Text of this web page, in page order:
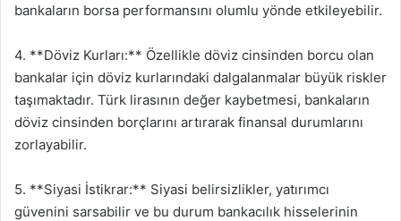
bankaların borsa performansını olumlu yönde etkileyebilir.
4. **Döviz Kurları:** Özellikle döviz cinsinden borcu olan
bankalar için döviz kurlarındaki dalgalanmalar büyük riskler
taşımaktadır. Türk lirasının değer kaybetmesi, bankaların
döviz cinsinden borçlarını artırarak finansal durumlarını
zorlayabilir.
5. **Siyasi İstikrar:** Siyasi belirsizlikler, yatırımcı
güvenini sarsabilir ve bu durum bankacılık hisselerinin